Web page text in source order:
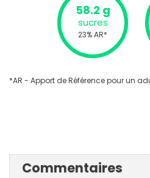
58.2 g
sucres
23% AR*
*AR - Apport de Référence pour un
Commentaires